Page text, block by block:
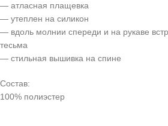
— атласная плащевка
— утеплен на силикон
— вдоль молнии спереди и на рукаве
тесьма
— стильная вышивка на спине
Состав:
100% полиэстер